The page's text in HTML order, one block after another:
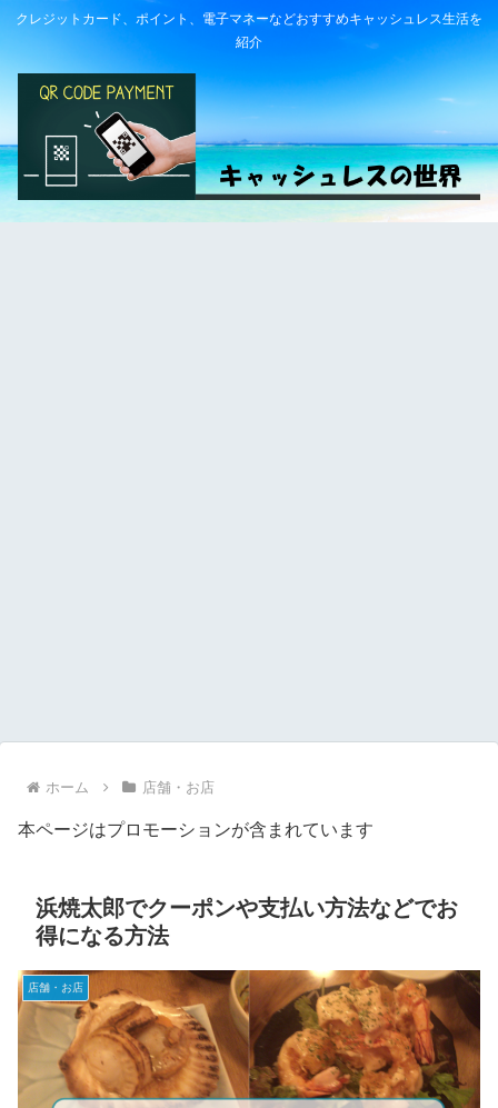
クレジットカード、ポイント、電子マネーなどおすすめキャッシュレス生活を
紹介
ホーム 店舗・お店
本ページはプロモーションが含まれています
浜焼太郎でクーポンや支払い方法などでお
得になる方法
店舗・お店